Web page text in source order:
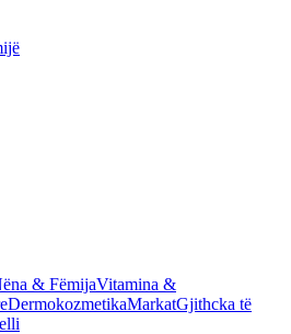
& FëmijaVitamina &
DermokozmetikaMarkatGjithcka të